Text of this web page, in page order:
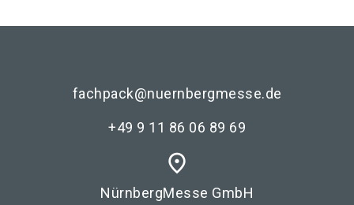
fachpack@nuernbergmesse.de
+49 9 11 86 06 89 69
place
NürnbergMesse GmbH